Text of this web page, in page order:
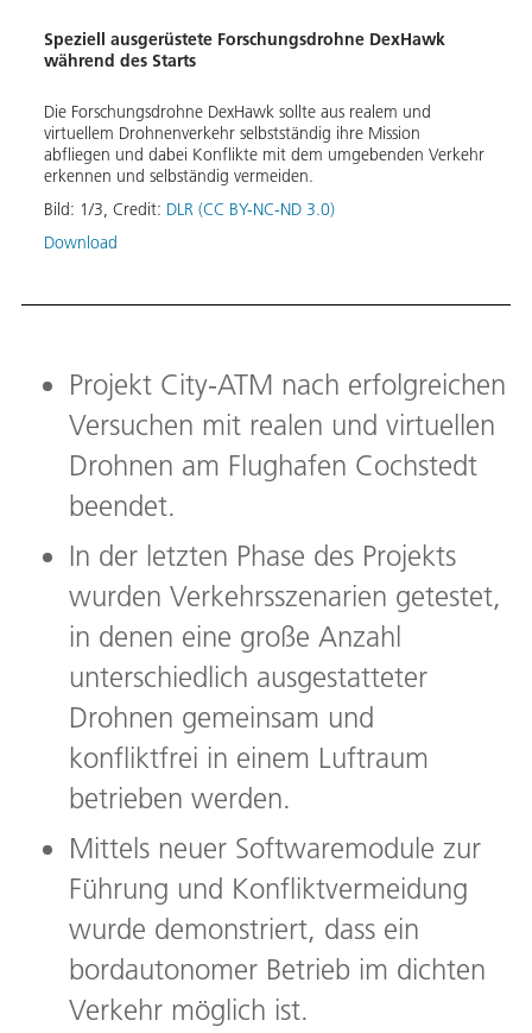
Speziell ausgerüstete Forschungsdrohne DexHawk
während des Starts
Die Forschungsdrohne DexHawk sollte aus realem und
virtuellem Drohnenverkehr selbstständig ihre Mission
abfliegen und dabei Konflikte mit dem umgebenden Verkehr
erkennen und selbständig vermeiden.
Bild: 1/3, Credit: DLR (CC BY-NC-ND 3.0)
Download
Projekt City-ATM nach erfolgreichen
Versuchen mit realen und virtuellen
Drohnen am Flughafen Cochstedt
beendet.
In der letzten Phase des Projekts
wurden Verkehrsszenarien getestet,
in denen eine große Anzahl
unterschiedlich ausgestatteter
Drohnen gemeinsam und
konfliktfrei in einem Luftraum
betrieben werden.
Mittels neuer Softwaremodule zur
Führung und Konfliktvermeidung
wurde demonstriert, dass ein
bordautonomer Betrieb im dichten
Verkehr möglich ist.